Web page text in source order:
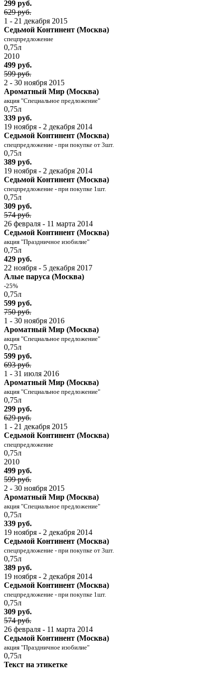
299 руб.
629 руб.
1 - 21 декабря 2015
Седьмой Континент (Москва)
спецпредложение
0,75л
2010
499 руб.
599 руб.
2 - 30 ноября 2015
Ароматный Мир (Москва)
акция "Специальное предложение"
0,75л
339 руб.
19 ноября - 2 декабря 2014
Седьмой Континент (Москва)
спецпредложение - при покупке от 3шт.
0,75л
389 руб.
19 ноября - 2 декабря 2014
Седьмой Континент (Москва)
спецпредложение - при покупке 1шт.
0,75л
309 руб.
574 руб.
26 февраля - 11 марта 2014
Седьмой Континент (Москва)
акция "Праздничное изобилие"
0,75л
429 руб.
22 ноября - 5 декабря 2017
Алые паруса (Москва)
-25%
0,75л
599 руб.
750 руб.
1 - 30 ноября 2016
Ароматный Мир (Москва)
акция "Специальное предложение"
0,75л
599 руб.
693 руб.
1 - 31 июля 2016
Ароматный Мир (Москва)
акция "Специальное предложение"
0,75л
299 руб.
629 руб.
1 - 21 декабря 2015
Седьмой Континент (Москва)
спецпредложение
0,75л
2010
499 руб.
599 руб.
2 - 30 ноября 2015
Ароматный Мир (Москва)
акция "Специальное предложение"
0,75л
339 руб.
19 ноября - 2 декабря 2014
Седьмой Континент (Москва)
спецпредложение - при покупке от 3шт.
0,75л
389 руб.
19 ноября - 2 декабря 2014
Седьмой Континент (Москва)
спецпредложение - при покупке 1шт.
0,75л
309 руб.
574 руб.
26 февраля - 11 марта 2014
Седьмой Континент (Москва)
акция "Праздничное изобилие"
0,75л
Текст на этикетке